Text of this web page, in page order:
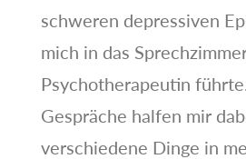
schweren depressiven
mich in das
Psychotherapeutin
Gespräche halfen mir
verschiedene Dinge in